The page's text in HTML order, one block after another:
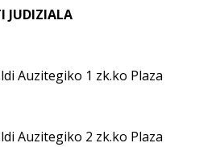
JUDIZIALA
Auzitegiko 1 zk.ko Plaza
Auzitegiko 2 zk.ko Plaza